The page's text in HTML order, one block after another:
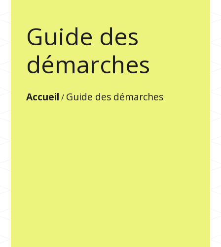
Guide des
démarches
Accueil / Guide des démarches